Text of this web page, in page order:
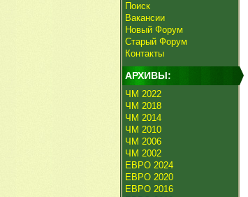
Поиск
Вакансии
Новый Форум
Старый Форум
Контакты
АРХИВЫ:
ЧМ 2022
ЧМ 2018
ЧМ 2014
ЧМ 2010
ЧМ 2006
ЧМ 2002
ЕВРО 2024
ЕВРО 2020
ЕВРО 2016